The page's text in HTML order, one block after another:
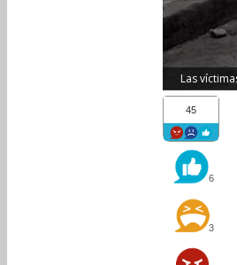
Las
45
6
3